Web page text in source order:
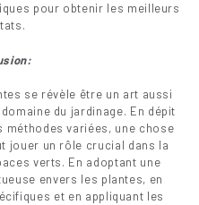
pour obtenir les meilleurs
se révèle être un art aussi
du jardinage. En dépit
méthodes variées, une chose
jouer un rôle crucial dans la
verts. En adoptant une
envers les plantes, en
et en appliquant les